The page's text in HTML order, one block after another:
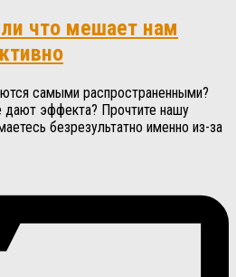
что мешает нам
самыми распространенными?
дают эффекта? Прочтите нашу
безрезультатно именно из-за